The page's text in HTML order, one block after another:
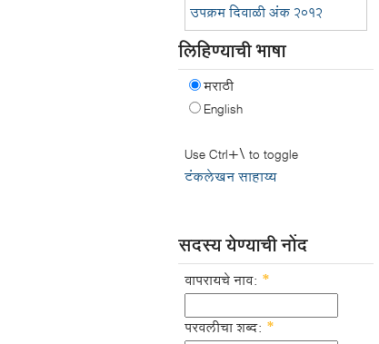
उपक्रम दिवाळी अंक २०१२
लिहिण्याची भाषा
मराठी
English
Use Ctrl+\ to toggle
टंकलेखन साहाय्य
सदस्य येण्याची नोंद
वापरायचे नाव: *
परवलीचा शब्द: *